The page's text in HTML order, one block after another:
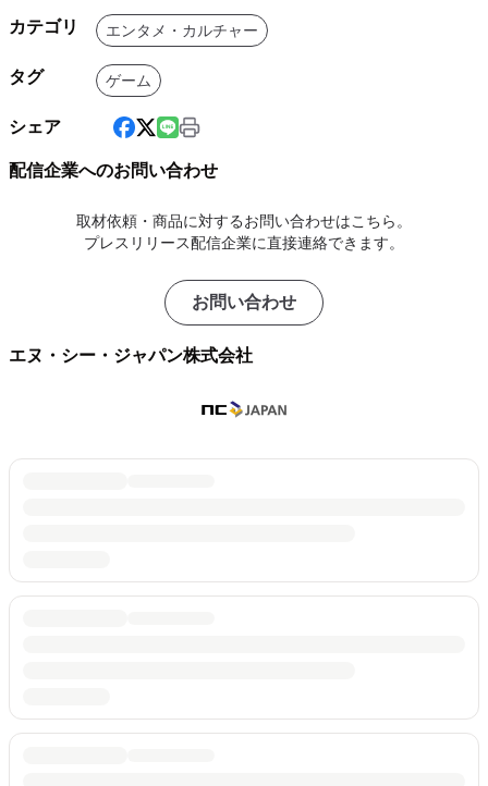
カテゴリ エンタメ・カルチャー
タグ ゲーム
シェア
配信企業へのお問い合わせ
取材依頼・商品に対するお問い合わせはこちら。
プレスリリース配信企業に直接連絡できます。
お問い合わせ
エヌ・シー・ジャパン株式会社